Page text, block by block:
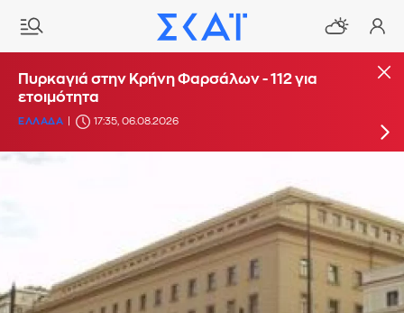
Μεγάλη φωτιά στη Σκύρο: Ενισχύθηκαν οι
δυνάμεις - Σπεύδουν ακτοπλοϊκώς επιπλέον
πυροσβέστες
Πυρκαγιά στην Κρήνη Φαρσάλων - 112 για
ετοιμότητα